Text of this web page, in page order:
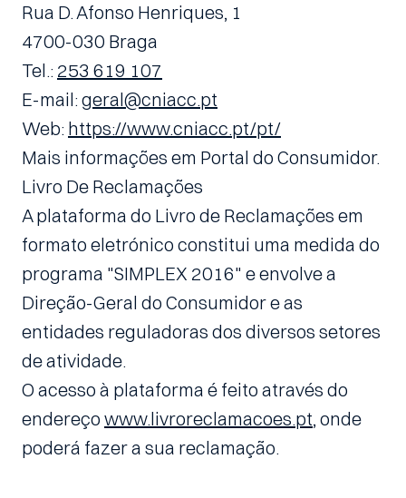
Rua D. Afonso Henriques, 1
4700-030 Braga
Tel.: 253 619 107
E-mail: geral@cniacc.pt
Web: https://www.cniacc.pt/pt/
Mais informações em Portal do Consumidor.
Livro De Reclamações
A plataforma do Livro de Reclamações em
formato eletrónico constitui uma medida do
programa "SIMPLEX 2016" e envolve a
Direção-Geral do Consumidor e as
entidades reguladoras dos diversos setores
de atividade.
O acesso à plataforma é feito através do
endereço www.livroreclamacoes.pt, onde
poderá fazer a sua reclamação.